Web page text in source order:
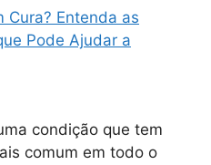
Cura? Entenda as
Pode Ajudar a
condição que tem
comum em todo o